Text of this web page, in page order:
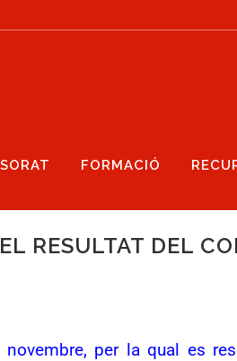
FORMACIÓ
RESULTAT DEL
novembre, per la qual es